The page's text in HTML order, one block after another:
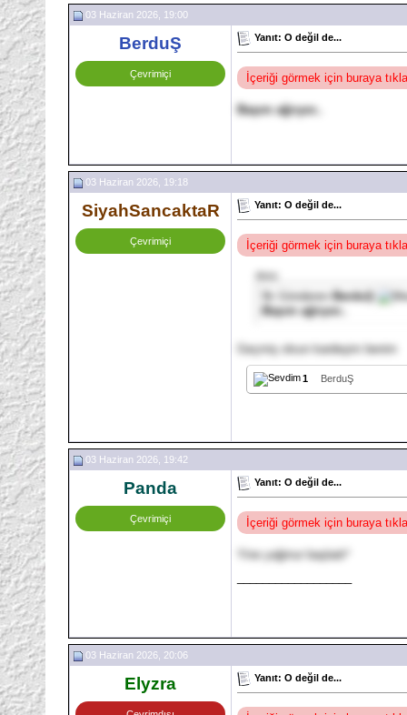
03 Haziran 2026, 19:00
BerduŞ
Çevrimiçi
Yanıt: O değil de...
İçeriği görmek için buraya
Başım ağrıyor..
03 Haziran 2026, 19:18
SiyahSancaktaR
Çevrimiçi
Yanıt: O değil de...
İçeriği görmek için buraya
Alıntı:
İlk Gönderen
BerduŞ
Başım ağrıyor..
Geçmiş olsun kardeşim benim
1 BerduŞ
03 Haziran 2026, 19:42
Panda
Çevrimiçi
Yanıt: O değil de...
İçeriği görmek için buraya
Yine yağmur başladı*
03 Haziran 2026, 20:06
Elyzra Yanıt: O değil de...